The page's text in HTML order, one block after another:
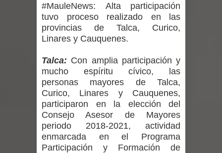
reforzar medidas y consulta oportuna
Matrimonios Linarenses Celebraron
Departamento Comunal de Salud de
Curicó desarrollará jornada de
vacunación contra la Influenza y otros
virus respiratorios
#MauleNews: Alta participación
tuvo proceso realizado en las
provincias de Talca, Curico,
Linares y Cauquenes.
Talca: Con amplia participación y
mucho espíritu cívico, las
personas mayores de Talca,
Curico, Linares y Cauquenes,
participaron en la elección del
Consejo Asesor de Mayores
periodo 2018-2021, actividad
enmarcada en el Programa
Participación y Formación de